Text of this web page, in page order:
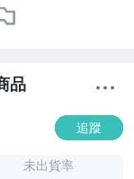
品
追蹤
未出貨率